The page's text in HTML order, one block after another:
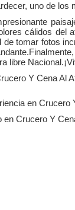
uno de los
cálidos del
de tomar fotos
libre
Y Cena Al
en
en Crucero Y